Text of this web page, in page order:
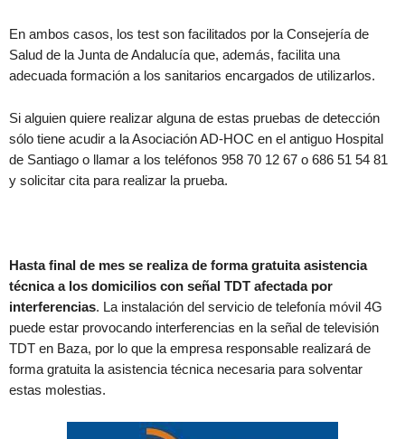
En ambos casos, los test son facilitados por la Consejería de
Salud de la Junta de Andalucía que, además, facilita una
adecuada formación a los sanitarios encargados de utilizarlos.
Si alguien quiere realizar alguna de estas pruebas de detección
sólo tiene acudir a la Asociación AD-HOC en el antiguo Hospital
de Santiago o llamar a los teléfonos 958 70 12 67 o 686 51 54 81
y solicitar cita para realizar la prueba.
Hasta final de mes se realiza de forma gratuita asistencia
técnica a los domicilios con señal TDT afectada por
interferencias. La instalación del servicio de telefonía móvil 4G
puede estar provocando interferencias en la señal de televisión
TDT en Baza, por lo que la empresa responsable realizará de
forma gratuita la asistencia técnica necesaria para solventar
estas molestias.